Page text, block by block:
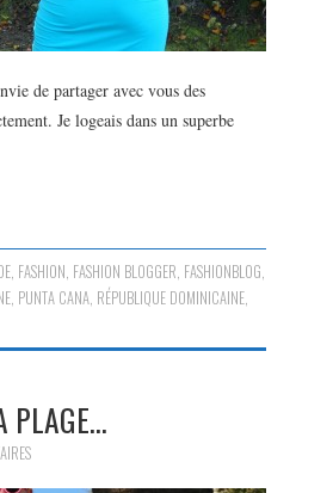
de partager avec vous des
Je logeais dans un superbe
, FASHION, FASHION BLOGGER, FASHIONBLOG,
, PUNTA CANA, RÉPUBLIQUE DOMINICAINE,
PLAGE…